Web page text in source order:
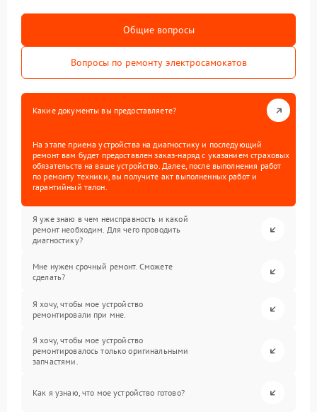
Общие вопросы
Вопросы по ремонту электросамокатов
Какие документы вы предоставляете?
На этапе приема устройства на диагностику и последующий
ремонт вам будет предоставлен заказ-наряд с указанием страховых
обязательств на ваше устройство. Далее, после выполнения работ
по ремонту техники, вы получите акт выполненных работ и
гарантийный талон.
Я уже знаю в чем неисправность и какой
ремонт необходим. Для чего проводить
диагностику?
Мне нужен срочный ремонт. Сможете
сделать?
Я хочу, чтобы мое устройство
ремонтировали при мне.
Я хочу, чтобы мое устройство
ремонтировалось только оригинальными
запчастями.
Как я узнаю, что мое устройство готово?